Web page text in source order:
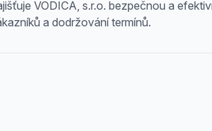
VODICA, s.r.o. bezpečnou a
a dodržování termínů.